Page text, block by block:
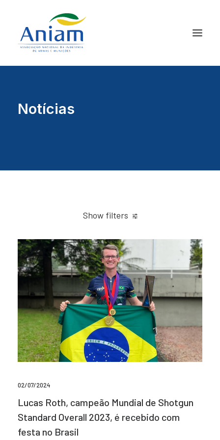
Notícias
Show filters
02/07/2024
Lucas Roth, campeão Mundial de Shotgun
Standard Overall 2023, é recebido com
festa no Brasil